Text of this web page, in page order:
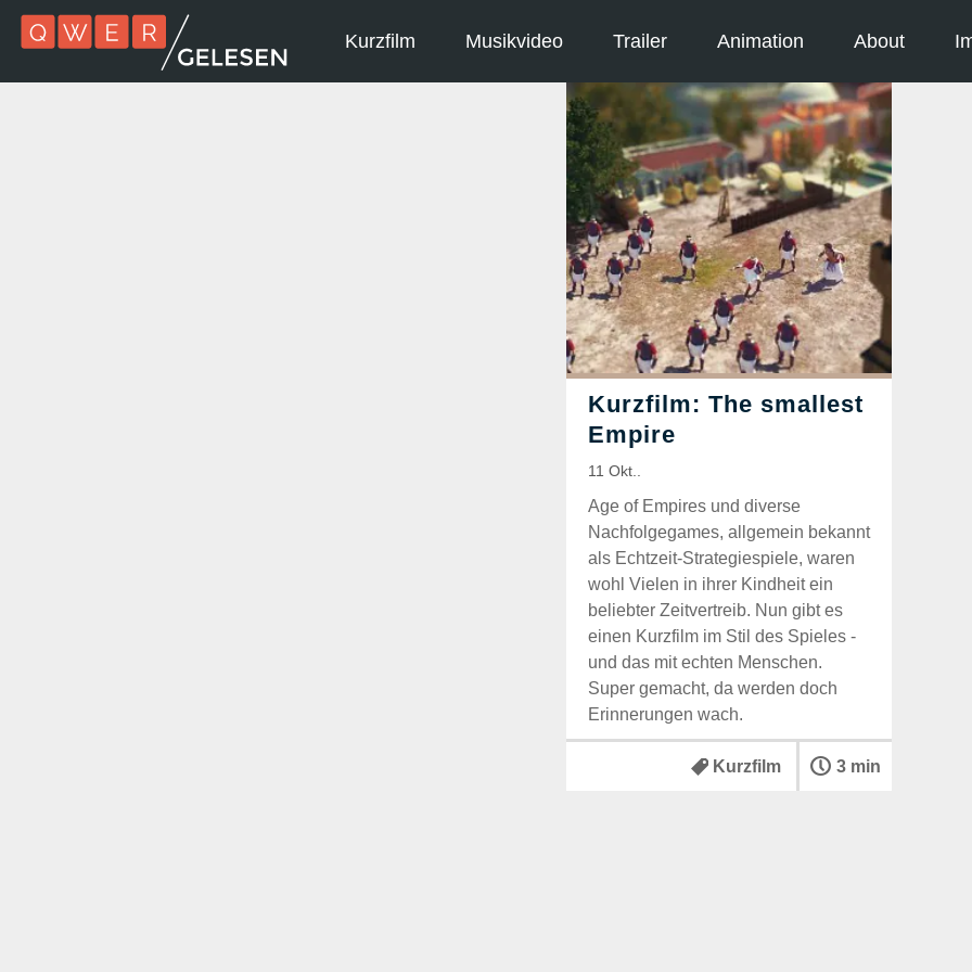
Kurzfilm Musikvideo Trailer Animation About
Age of Empires und diverse
Nachfolgegames, allgemein bekannt
als Echtzeit-Strategiespiele, waren
wohl Vielen in ihrer Kindheit ein
beliebter Zeitvertreib. Nun gibt es
einen Kurzfilm im Stil des Spieles -
und das mit echten Menschen.
Super gemacht, da werden doch
Erinnerungen wach.
Kurzfilm 3 min